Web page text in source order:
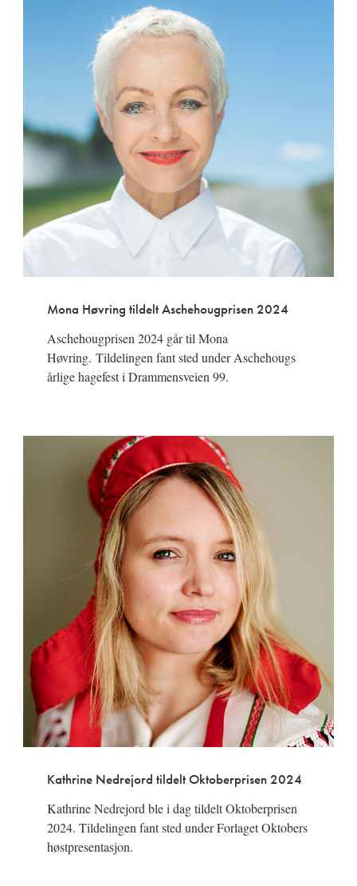
Mona Høvring tildelt Aschehougprisen 2024
Aschehougprisen 2024 går til Mona
Høvring. Tildelingen fant sted under Aschehougs
årlige hagefest i Drammensveien 99.
Kathrine Nedrejord tildelt Oktoberprisen 2024
Kathrine Nedrejord ble i dag tildelt Oktoberprisen
2024. Tildelingen fant sted under Forlaget Oktobers
høstpresentasjon.